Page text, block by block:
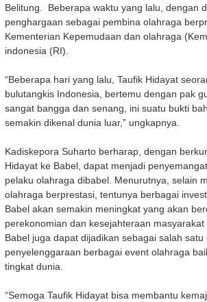
Belitung. Beberapa waktu yang lalu, dengan
penghargaan sebagai pembina olahraga
Kementerian Kepemudaan dan olahraga
indonesia (RI).
“Beberapa hari yang lalu, Taufik Hidayat
bulutangkis Indonesia, bertemu dengan pak
sangat bangga dan senang, ini suatu bukti
semakin dikenal dunia luar,” ungkapnya.
Kadiskepora Suharto berharap, dengan
Hidayat ke Babel, dapat menjadi
pelaku olahraga dibabel. Menurutnya, selain
olahraga berprestasi, tentunya berbagai
Babel akan semakin meningkat yang akan
perekonomian dan kesejahteraan masyarakat
Babel juga dapat dijadikan sebagai salah
penyelenggaraan berbagai event olahraga
tingkat dunia.
“Semoga Taufik Hidayat bisa membantu